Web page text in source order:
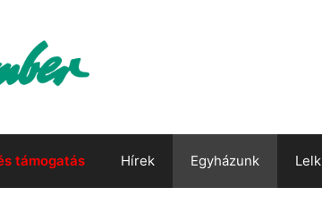
támogatás Hírek Egyházunk